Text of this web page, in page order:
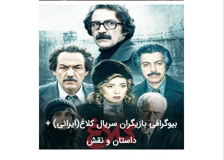
بیوگرافی بازیگران سریال کلاغ(ایرانی) +
داستان و نقش